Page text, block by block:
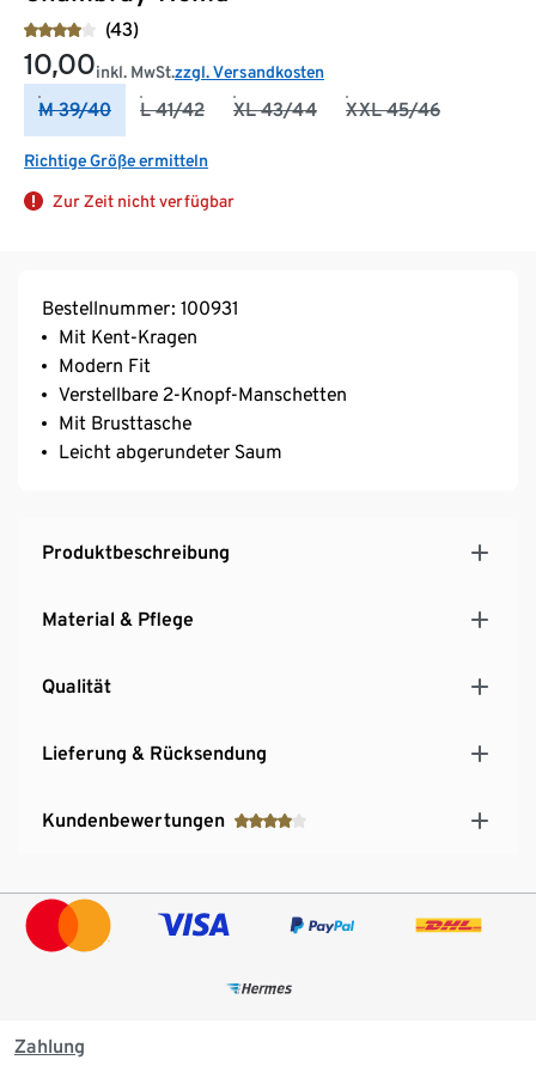
(43)
10,00inkl. MwSt.zzgl. Versandkosten
M 39/40 L 41/42 XL 43/44 XXL 45/46
Richtige Größe ermitteln
Zur Zeit nicht verfügbar
Bestellnummer: 100931
Mit Kent-Kragen
Modern Fit
Verstellbare 2-Knopf-Manschetten
Mit Brusttasche
Leicht abgerundeter Saum
Produktbeschreibung
Material & Pflege
Qualität
Lieferung & Rücksendung
Kundenbewertungen
Zahlung